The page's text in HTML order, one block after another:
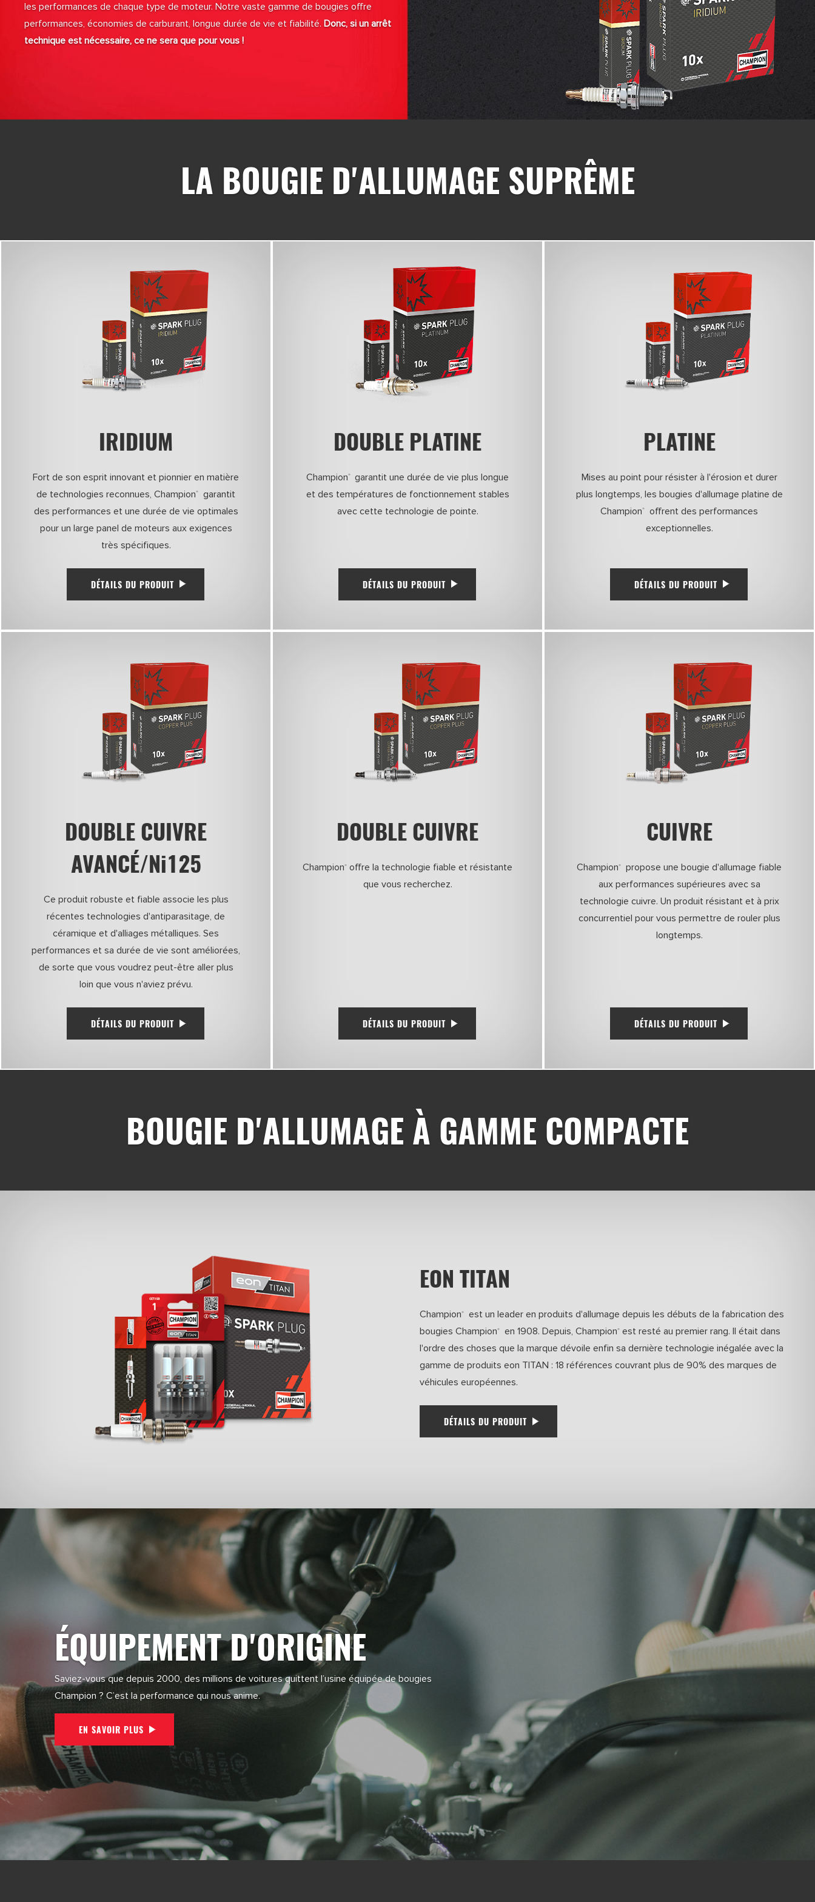
les performances de chaque type de moteur. Notre vaste gamme de bougies offre
performances, économies de carburant, longue durée de vie et fiabilité. Donc, si un arrêt
technique est nécessaire, ce ne sera que pour vous !
LA BOUGIE D'ALLUMAGE SUPRÊME
IRIDIUM
Fort de son esprit innovant et pionnier en matière
de technologies reconnues, Champion®
garantit
des performances et une durée de vie optimales
pour un large panel de moteurs aux exigences
très spécifiques.
DÉTAILS DU PRODUIT
DOUBLE PLATINE
Champion®
garantit une durée de vie plus longue
et des températures de fonctionnement stables
avec cette technologie de pointe.
DÉTAILS DU PRODUIT
PLATINE
Mises au point pour résister à l'érosion et durer
plus longtemps, les bougies d'allumage platine de
Champion®
offrent des performances
exceptionnelles.
DÉTAILS DU PRODUIT
DOUBLE CUIVRE
AVANCÉ/Ni125
Ce produit robuste et fiable associe les plus
récentes technologies d'antiparasitage, de
céramique et d'alliages métalliques. Ses
performances et sa durée de vie sont améliorées,
de sorte que vous voudrez peut-être aller plus
loin que vous n'aviez prévu.
DÉTAILS DU PRODUIT
DOUBLE CUIVRE
Champion® offre la technologie fiable et résistante
que vous recherchez.
DÉTAILS DU PRODUIT
CUIVRE
Champion®
propose une bougie d'allumage fiable
aux performances supérieures avec sa
technologie cuivre. Un produit résistant et à prix
concurrentiel pour vous permettre de rouler plus
longtemps.
DÉTAILS DU PRODUIT
BOUGIE D'ALLUMAGE À GAMME COMPACTE
EON TITAN
Champion®
est un leader en produits d'allumage depuis les débuts de la fabrication des
bougies Champion® en 1908. Depuis, Champion® est resté au premier rang. Il était dans
l'ordre des choses que la marque dévoile enfin sa dernière technologie inégalée avec la
gamme de produits eon TITAN : 18 références couvrant plus de 90% des marques de
véhicules européennes.
DÉTAILS DU PRODUIT
ÉQUIPEMENT D'ORIGINE
Saviez-vous que depuis 2000, des millions de voitures quittent l’usine équipée de bougies
Champion ? C’est la performance qui nous anime.
EN SAVOIR PLUS